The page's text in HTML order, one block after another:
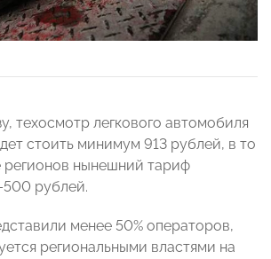
техосмотр легкового автомобиля
стоить минимум 913 рублей, в то
регионов нынешний тариф
рублей.
менее 50% операторов,
региональными властями на